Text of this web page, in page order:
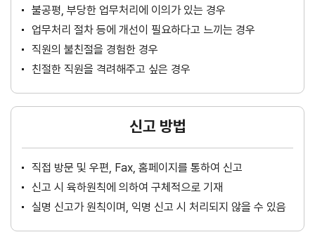
불공평, 부당한 업무처리에 이의가 있는 경우
업무처리 절차 등에 개선이 필요하다고 느끼는 경우
직원의 불친절을 경험한 경우
친절한 직원을 격려해주고 싶은 경우
신고 방법
직접 방문 및 우편, Fax, 홈페이지를 통하여 신고
신고 시 육하원칙에 의하여 구체적으로 기재
실명 신고가 원칙이며, 익명 신고 시 처리되지 않을 수 있음